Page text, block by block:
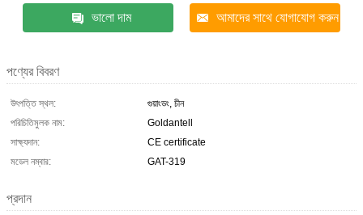
ভালো দাম আমাদের সাথে যোগাযোগ করুন
পণ্যের বিবরণ
উৎপত্তি স্থল:
গুয়াংডং, চীন
পরিচিতিমুলক নাম:
Goldantell
সাক্ষ্যদান:
CE certificate
মডেল নম্বার:
GAT-319
প্রদান